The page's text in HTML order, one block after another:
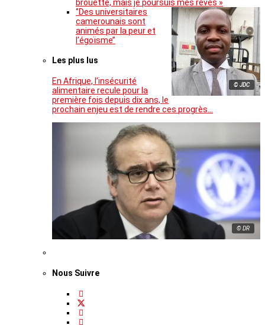
brouette, mais je poursuis mes rêves »
© JDC
‘’Des universitaires
camerounais sont
animés par la peur et
l’égoïsme’’
Les plus lus
En Afrique, l’insécurité
alimentaire recule pour la
première fois depuis dix ans, le
prochain enjeu est de rendre ces progrès…
© DR
Nous Suivre